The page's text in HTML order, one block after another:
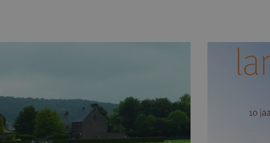
cookie-banner van Cookie-Script.com is noodzakelijk om
Cookie gegenereerd door applicaties op basis van de
gebruikt om variabelen van gebruikerssessies te
Het is normaal gesproken een willekeurig gegenereerd
nummer, hoe het wordt gebruikt, kan specifiek zijn voor
site, maar een goed voorbeeld is het behouden van een
ingelogde status voor een gebruiker tussen pagina's.